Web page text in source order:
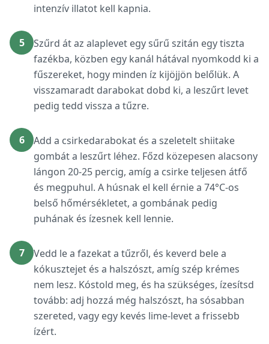
intenzív illatot kell kapnia.
5
Szűrd át az alaplevet egy sűrű szitán egy tiszta
fazékba, közben egy kanál hátával nyomkodd ki a
fűszereket, hogy minden íz kijöjjön belőlük. A
visszamaradt darabokat dobd ki, a leszűrt levet
pedig tedd vissza a tűzre.
6
Add a csirkedarabokat és a szeletelt shiitake
gombát a leszűrt léhez. Főzd közepesen alacsony
lángon 20-25 percig, amíg a csirke teljesen átfő
és megpuhul. A húsnak el kell érnie a 74°C-os
belső hőmérsékletet, a gombának pedig
puhának és ízesnek kell lennie.
7
Vedd le a fazekat a tűzről, és keverd bele a
kókusztejet és a halszószt, amíg szép krémes
nem lesz. Kóstold meg, és ha szükséges, ízesítsd
tovább: adj hozzá még halszószt, ha sósabban
szereted, vagy egy kevés lime-levet a frissebb
ízért.